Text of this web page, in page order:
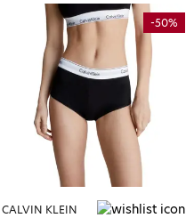
-50%
CALVIN KLEIN